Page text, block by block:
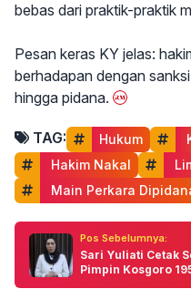
bebas dari praktik-praktik
Pesan keras KY jelas:
berhadapan dengan
hingga pidana.
TAG: Hukum
Hakim Nakal
Main Perkara
Pos Sebelumnya:
Sari Yuliati Cetak
Pimpin Kosgoro